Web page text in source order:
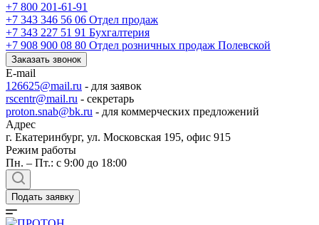
+7 800 201-61-91
+7 343 346 56 06 Отдел продаж
+7 343 227 51 91 Бухгалтерия
+7 908 900 08 80 Отдел розничных продаж Полевской
Заказать звонок
E-mail
126625@mail.ru - для заявок
rscentr@mail.ru - секретарь
proton.snab@bk.ru - для коммерческих предложений
Адрес
г. Екатеринбург, ул. Московская 195, офис 915
Режим работы
Пн. – Пт.: с 9:00 до 18:00
Подать заявку